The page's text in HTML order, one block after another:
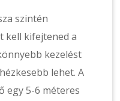
szintén
kell kifejtened a
kezelést
lehet. A
egy 5-6 méteres